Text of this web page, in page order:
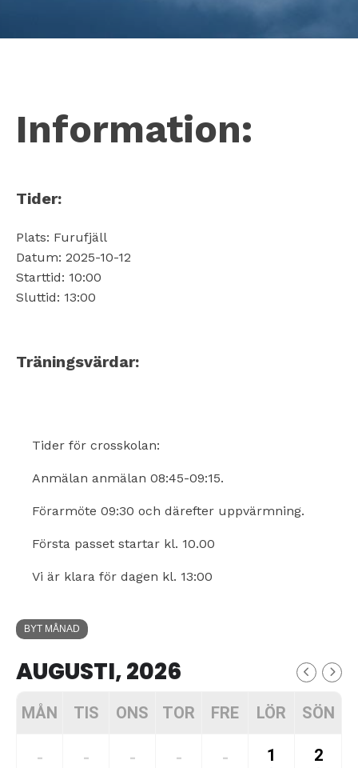
Information:
Tider:
Plats: Furufjäll
Datum: 2025-10-12
Starttid: 10:00
Sluttid: 13:00
Träningsvärdar:
Tider för crosskolan:
Anmälan anmälan 08:45-09:15.
Förarmöte 09:30 och därefter uppvärmning.
Första passet startar kl. 10.00
Vi är klara för dagen kl. 13:00
BYT MÅNAD
AUGUSTI, 2026
MÅN TIS ONS TOR FRE LÖR SÖN
- - - - - 1 2